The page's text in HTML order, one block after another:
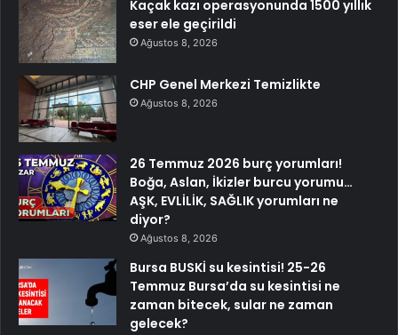
Kaçak kazı operasyonunda 1500 yıllık
eser ele geçirildi
Ağustos 8, 2026
CHP Genel Merkezi Temizlikte
Ağustos 8, 2026
26 Temmuz 2026 burç yorumları!
Boğa, Aslan, İkizler burcu yorumu…
AŞK, EVLİLİK, SAĞLIK yorumları ne
diyor?
Ağustos 8, 2026
Bursa BUSKİ su kesintisi! 25-26
Temmuz Bursa’da su kesintisi ne
zaman bitecek, sular ne zaman
gelecek?